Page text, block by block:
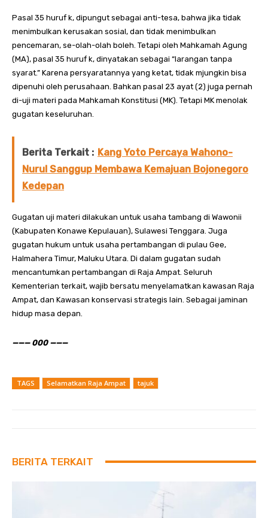
Pasal 35 huruf k, dipungut sebagai anti-tesa, bahwa jika tidak
menimbulkan kerusakan sosial, dan tidak menimbulkan
pencemaran, se-olah-olah boleh. Tetapi oleh Mahkamah Agung
(MA), pasal 35 huruf k, dinyatakan sebagai “larangan tanpa
syarat.” Karena persyaratannya yang ketat, tidak mjungkin bisa
dipenuhi oleh perusahaan. Bahkan pasal 23 ayat (2) juga pernah
di-uji materi pada Mahkamah Konstitusi (MK). Tetapi MK menolak
gugatan keseluruhan.
Berita Terkait : Kang Yoto Percaya Wahono-
Nurul Sanggup Membawa Kemajuan Bojonegoro
Kedepan
Gugatan uji materi dilakukan untuk usaha tambang di Wawonii
(Kabupaten Konawe Kepulauan), Sulawesi Tenggara. Juga
gugatan hukum untuk usaha pertambangan di pulau Gee,
Halmahera Timur, Maluku Utara. Di dalam gugatan sudah
mencantumkan pertambangan di Raja Ampat. Seluruh
Kementerian terkait, wajib bersatu menyelamatkan kawasan Raja
Ampat, dan Kawasan konservasi strategis lain. Sebagai jaminan
hidup masa depan.
——— 000 ———
TAGS Selamatkan Raja Ampat tajuk
BERITA TERKAIT